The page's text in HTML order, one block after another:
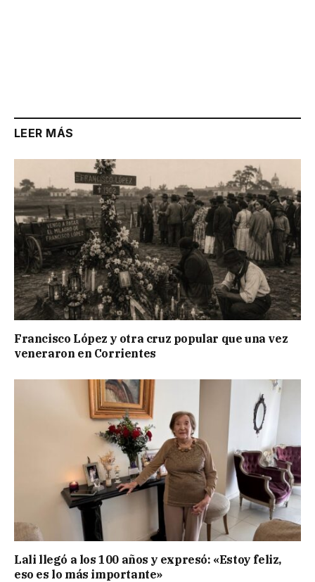
LEER MÁS
Francisco López y otra cruz popular que una vez
veneraron en Corrientes
Lali llegó a los 100 años y expresó: «Estoy feliz,
eso es lo más importante»